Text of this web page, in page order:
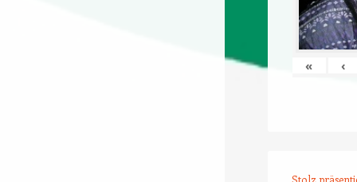
« ‹